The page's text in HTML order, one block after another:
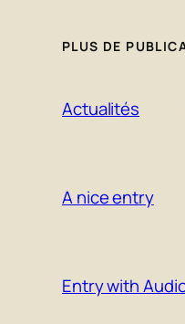
PLUS DE
Actualités
A nice entry
Entry with